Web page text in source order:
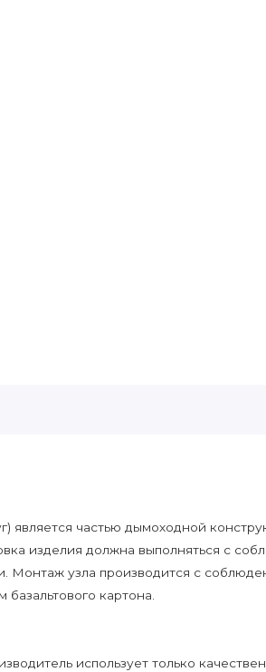
является частью дымоходной
изделия должна выполняться с
Монтаж узла производится с
картона.
использует только